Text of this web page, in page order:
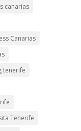
canarias
Canarias
tenerife
Tenerife